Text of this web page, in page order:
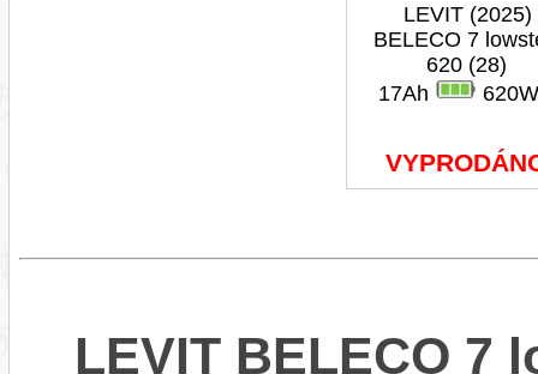
LEVIT (2025)
BELECO 7
620 (28)
17Ah
LEVIT BELECO 7